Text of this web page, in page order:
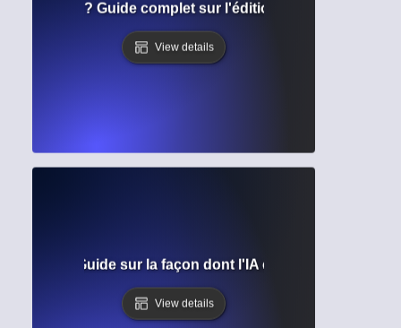
? Guide complet sur l'édition automatisée et
View details
? Guide sur la façon dont l'IA comprend et
View details